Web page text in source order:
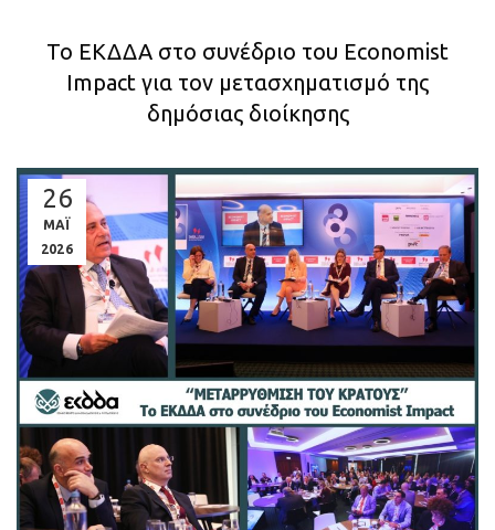
Το ΕΚΔΔΑ στο συνέδριο του Economist
Impact για τον μετασχηματισμό της
δημόσιας διοίκησης
26
ΜΑΪ
2026